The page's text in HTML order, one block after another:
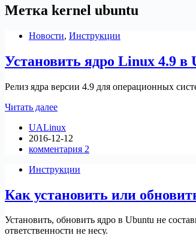
Метка kernel ubuntu
Новости, Инструкции
Установить ядро Linux 4.9
Релиз ядра версии 4.9 для операционных
Читать далееУстановить
Linux
4.9
в
mint
др.
UALinux
2016-12-12
комментария 2
Инструкции
Как установить или
Установить, обновить ядро в Ubuntu не
ответственности не несу.